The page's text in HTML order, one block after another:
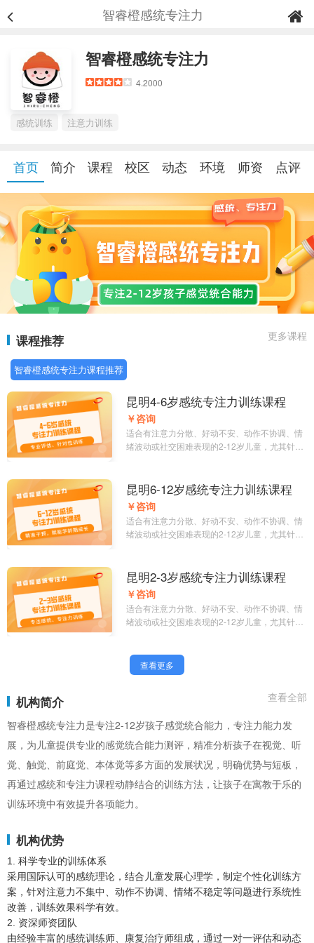
智睿橙感统专注力
智睿橙感统专注力
4.2000
感统训练 注意力训练
首页 简介 课程 校区 动态 环境 师资 点评
课程推荐 更多课程
智睿橙感统专注力课程推荐
昆明4-6岁感统专注力训练课程
￥咨询
适合有注意力分散、好动不安、动作不协调、情
绪波动或社交困难表现的2-12岁儿童，尤其针对
昆明6-12岁感统专注力训练课程
￥咨询
适合有注意力分散、好动不安、动作不协调、情
绪波动或社交困难表现的2-12岁儿童，尤其针对
昆明2-3岁感统专注力训练课程
￥咨询
适合有注意力分散、好动不安、动作不协调、情
绪波动或社交困难表现的2-12岁儿童，尤其针对
查看更多
机构简介
查看全部
智睿橙感统专注力是专注2-12岁孩子感觉统合能力，专注力能力发
展，为儿童提供专业的感觉统合能力测评，精准分析孩子在视觉、听
觉、触觉、前庭觉、本体觉等多方面的发展状况，明确优势与短板，
再通过感统和专注力课程动静结合的训练方法，让孩子在寓教于乐的
训练环境中有效提升各项能力。
机构优势
1. 科学专业的训练体系
采用国际认可的感统理论，结合儿童发展心理学，制定个性化训练方
案，针对注意力不集中、动作不协调、情绪不稳定等问题进行系统性
改善，训练效果科学有效。
2. 资深师资团队
由经验丰富的感统训练师、康复治疗师组成，通过一对一评估和动态